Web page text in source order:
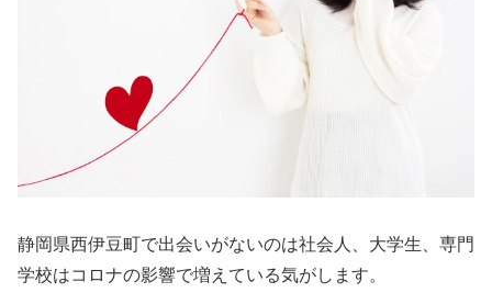
静岡県西伊豆町で出会いがないのは社会人、大学生、専門
学校はコロナの影響で増えている気がします。